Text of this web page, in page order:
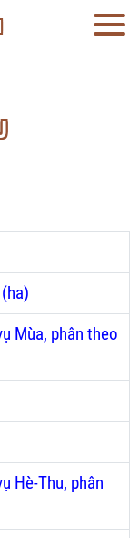
Mùa, phân theo
Hè-Thu, phân